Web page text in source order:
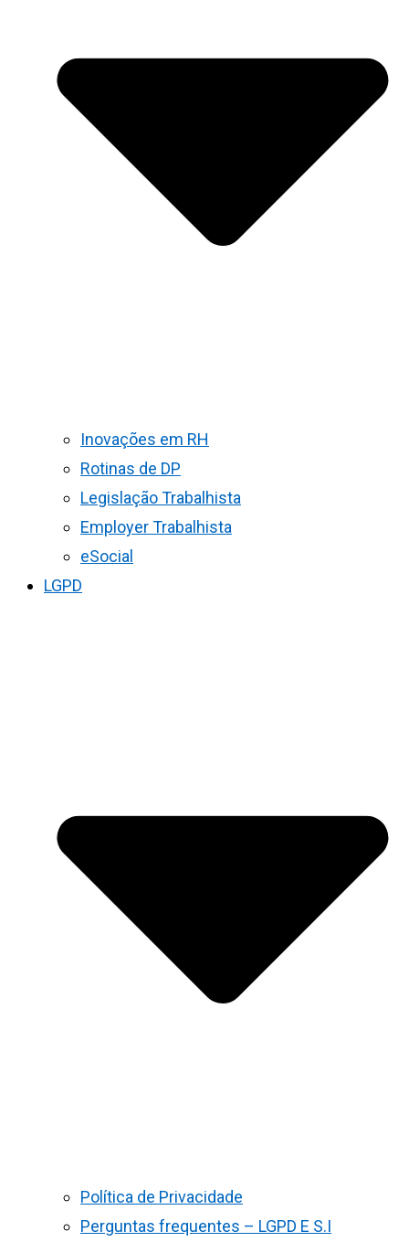
Inovações em RH
Rotinas de DP
Legislação Trabalhista
Employer Trabalhista
eSocial
LGPD
Política de Privacidade
Perguntas frequentes – LGPD E S.I